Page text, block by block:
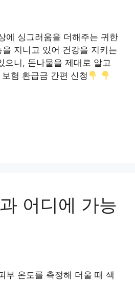
에 싱그러움을 더해주는 귀한
지니고 있어 건강을 지키는
으니, 돈나물을 제대로 알고
험 환급금 간편 신청
어디에 가능
부 온도를 측정해 더울 때 색